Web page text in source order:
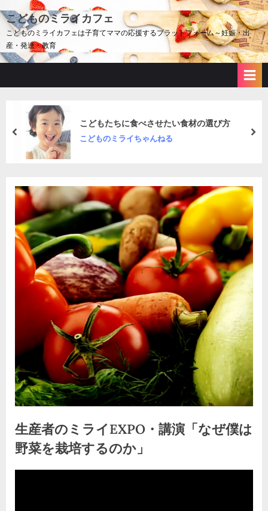
to
content
こどものミライカフェ
こどものミライカフェは子育てママの応援するプラットフォーム～妊娠・出
産・発達・教育
こどもたちに食べさせたい食材の選び方
こどものミライちゃんねる
prev
生産者のミライEXPO・講演「なぜ僕は
野菜を栽培するのか」
Posted
2024年4月1日
By
kodomiracafe2023
生
コメントはまだありません